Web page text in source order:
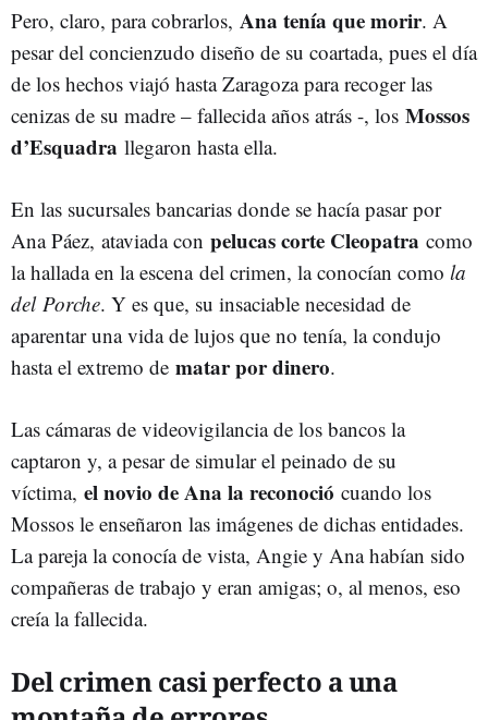
Pero, claro, para cobrarlos, Ana tenía que morir. A
pesar del concienzudo diseño de su coartada, pues el día
de los hechos viajó hasta Zaragoza para recoger las
cenizas de su madre – fallecida años atrás -, los Mossos
d’Esquadra llegaron hasta ella.
En las sucursales bancarias donde se hacía pasar por
Ana Páez, ataviada con pelucas corte Cleopatra como
la hallada en la escena del crimen, la conocían como la
del Porche. Y es que, su insaciable necesidad de
aparentar una vida de lujos que no tenía, la condujo
hasta el extremo de matar por dinero.
Las cámaras de videovigilancia de los bancos la
captaron y, a pesar de simular el peinado de su
víctima, el novio de Ana la reconoció cuando los
Mossos le enseñaron las imágenes de dichas entidades.
La pareja la conocía de vista, Angie y Ana habían sido
compañeras de trabajo y eran amigas; o, al menos, eso
creía la fallecida.
Del crimen casi perfecto a una